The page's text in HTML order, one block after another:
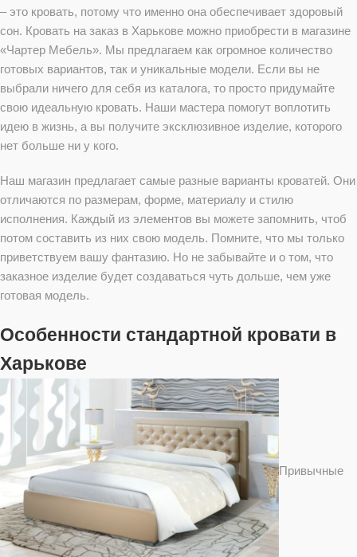
– это кровать, потому что именно она обеспечивает здоровый
сон. Кровать на заказ в Харькове можно приобрести в магазине
«Чартер Мебель». Мы предлагаем как огромное количество
готовых вариантов, так и уникальные модели. Если вы не
выбрали ничего для себя из каталога, то просто придумайте
свою идеальную кровать. Наши мастера помогут воплотить
идею в жизнь, а вы получите эксклюзивное изделие, которого
нет больше ни у кого.
Наш магазин предлагает самые разные варианты кроватей. Они
отличаются по размерам, форме, материалу и стилю
исполнения. Каждый из элементов вы можете запомнить, чтоб
потом составить из них свою модель. Помните, что мы только
приветствуем вашу фантазию. Но не забывайте и о том, что
заказное изделие будет создаваться чуть дольше, чем уже
готовая модель.
Особенности стандартной кровати в
Харькове
Привычные